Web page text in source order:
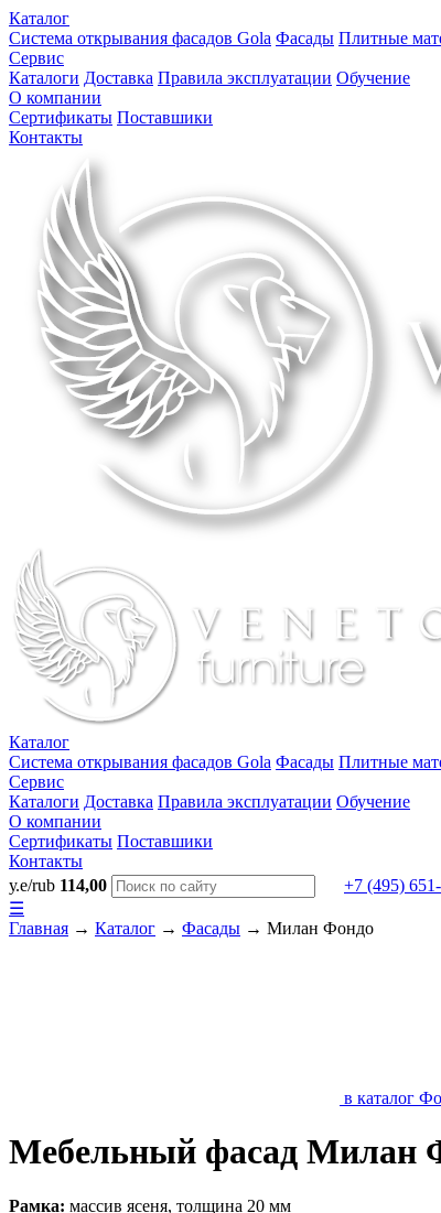
Каталог
Система открывания фасадов Gola Фасады Плитные
Сервис
Каталоги Доставка Правила эксплуатации Обучение
О компании
Сертификаты Поставшики
Контакты
Каталог
Система открывания фасадов Gola Фасады Плитные
Сервис
Каталоги Доставка Правила эксплуатации Обучение
О компании
Сертификаты Поставшики
Контакты
у.е/rub 114,00
+7 (495)
☰
Главная → Каталог → Фасады → Милан Фондо
в каталог
Мебельный фасад Милан
Рамка: массив ясеня, толщина 20 мм